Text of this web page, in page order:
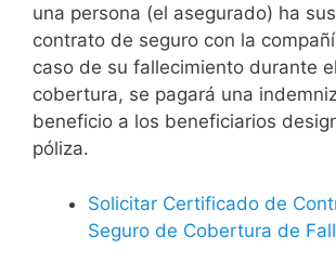
una persona (el asegurado) ha
contrato de seguro con la
caso de su fallecimiento durante
cobertura, se pagará una
beneficio a los beneficiarios
póliza.
Solicitar Certificado de
Seguro de Cobertura de